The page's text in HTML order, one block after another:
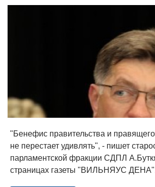
"Бенефис правительства и
не перестает удивлять", - пишет
парламентской фракции СДПЛ
страницах газеты "ВИЛЬНЯУС